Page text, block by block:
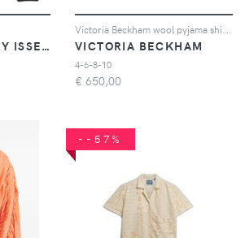
PLEATS PLEASE BY ISSEY MIYAKE VICTORIA BECKHAM
4-6-8-10
€ 650,00
--57%